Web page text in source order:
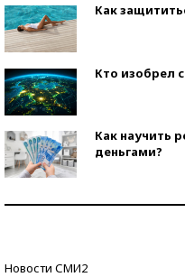
Как
Кто изобрел
Как научить
деньгами?
Новости СМИ2